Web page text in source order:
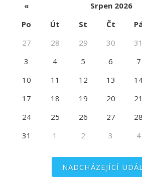
« Srpen 2026
Po
Út St Čt
27
28 29 30 31
3
4 5 6 7
10
11 12 13
17
18 19 20 21
24
25 26 27 28
31
1 2 3 4
NADCHÁZEJÍCÍ